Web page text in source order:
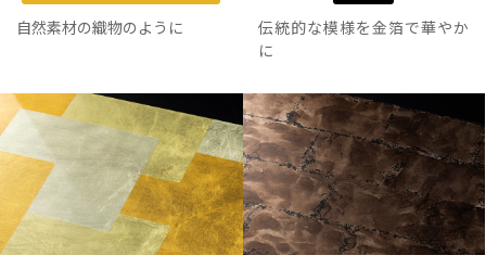
自然素材の織物のように
伝統的な模様を金箔で華やか
に